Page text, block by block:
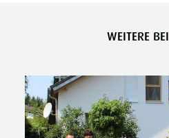
WEITERE